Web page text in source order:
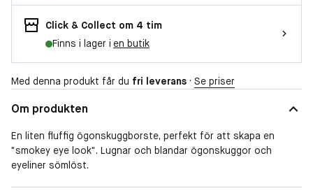
Click & Collect om 4 tim
Finns i lager i en butik
Med denna produkt får du fri leverans · Se priser
Om produkten
En liten fluffig ögonskuggborste, perfekt för att skapa en
"smokey eye look". Lugnar och blandar ögonskuggor och
eyeliner sömlöst.